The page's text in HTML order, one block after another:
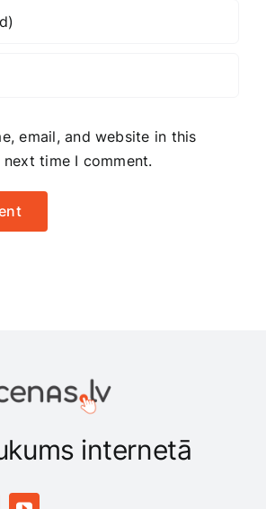
email, and website in this
time I comment.
internetā